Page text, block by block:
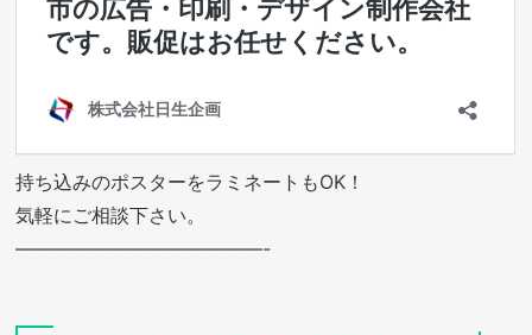
持ち込みのポスターをラミネートもOK！
気軽にご相談下さい。
—————————————-